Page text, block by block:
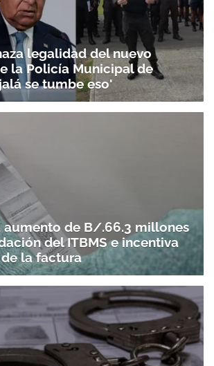
legalidad del nuevo
la Policía Municipal de
se tumbe eso'
aumento de B/.66.3 millones
del ITBMS e incentiva
la factura